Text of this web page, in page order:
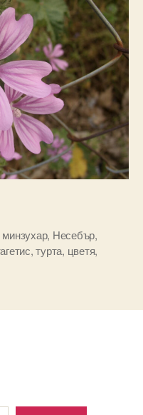
минзухар, Несебър,
,турта, цветя,